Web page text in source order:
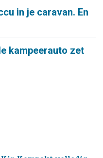
in je caravan. En
kampeerauto zet